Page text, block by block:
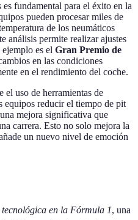
fundamental para el éxito en la
pueden procesar miles de
de los neumáticos
análisis permite realizar ajustes
es el Gran Premio de
en las condiciones
en el rendimiento del coche.
el uso de herramientas de
equipos reducir el tiempo de pit
mejora significativa que
carrera. Esto no solo mejora la
un nuevo nivel de emoción
en la Fórmula 1, una